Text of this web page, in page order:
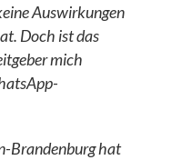
Auswirkungen
Doch ist das
mich
Brandenburg hat